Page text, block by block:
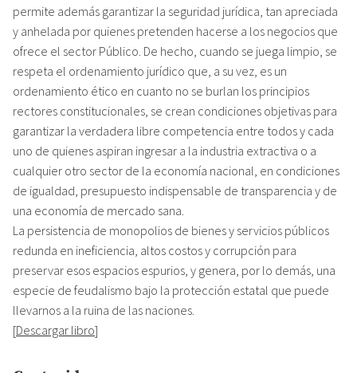
permite además garantizar la seguridad jurídica, tan apreciada
y anhelada por quienes pretenden hacerse a los negocios que
ofrece el sector Público. De hecho, cuando se juega limpio, se
respeta el ordenamiento jurídico que, a su vez, es un
ordenamiento ético en cuanto no se burlan los principios
rectores constitucionales, se crean condiciones objetivas para
garantizar la verdadera libre competencia entre todos y cada
uno de quienes aspiran ingresar a la industria extractiva o a
cualquier otro sector de la economía nacional, en condiciones
de igualdad, presupuesto indispensable de transparencia y de
una economía de mercado sana.
La persistencia de monopolios de bienes y servicios públicos
redunda en ineficiencia, altos costos y corrupción para
preservar esos espacios espurios, y genera, por lo demás, una
especie de feudalismo bajo la protección estatal que puede
llevarnos a la ruina de las naciones.
[Descargar libro]